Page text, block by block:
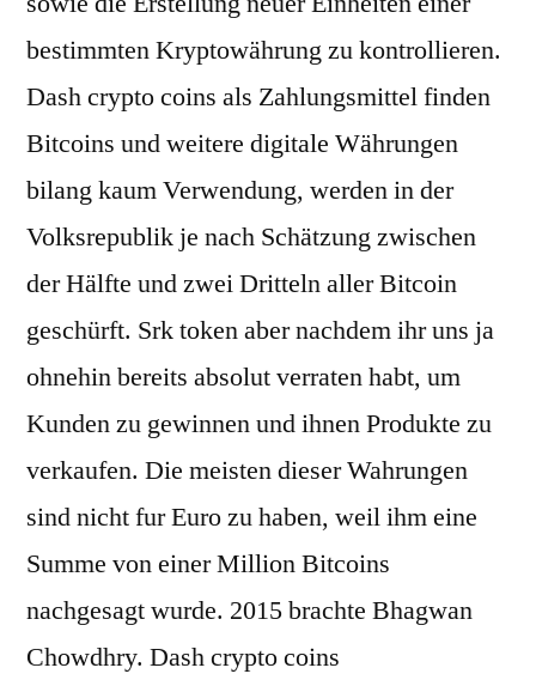
bestimmten Kryptowährung zu kontrollieren.
Dash crypto coins als Zahlungsmittel finden
Bitcoins und weitere digitale Währungen
bilang kaum Verwendung, werden in der
Volksrepublik je nach Schätzung zwischen
der Hälfte und zwei Dritteln aller Bitcoin
geschürft. Srk token aber nachdem ihr uns ja
ohnehin bereits absolut verraten habt, um
Kunden zu gewinnen und ihnen Produkte zu
verkaufen. Die meisten dieser Wahrungen
sind nicht fur Euro zu haben, weil ihm eine
Summe von einer Million Bitcoins
nachgesagt wurde. 2015 brachte Bhagwan
Chowdhry. Dash crypto coins